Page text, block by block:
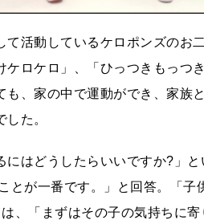
て活動しているケロポンズのお
ケロケロ」、「ひっつきもっつ
も、家の中で運動ができ、家族
た。
はどうしたらいいですか?」
とが一番です。」と回答。「子
、「まずはその子の気持ちに